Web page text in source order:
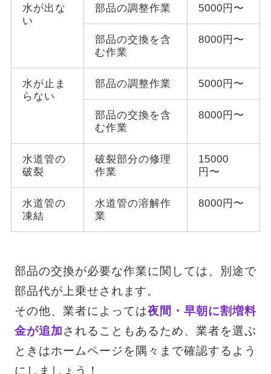
水が出な
い
部品の調整作業 5000円〜
部品の交換を含
む作業
8000円〜
水が止ま
らない
部品の調整作業 5000円〜
部品の交換を含
む作業
8000円〜
水道管の
破裂
破裂部分の修理
作業
15000
円〜
水道管の
凍結
水道管の溶解作
業
8000円〜
部品の交換が必要な作業に関しては、別途で
部品代が上乗せされます。
その他、業者によっては夜間・早朝に割増料
金が追加されることもあるため、業者を選ぶ
ときはホームページを隅々まで確認するよう
にしましょう！